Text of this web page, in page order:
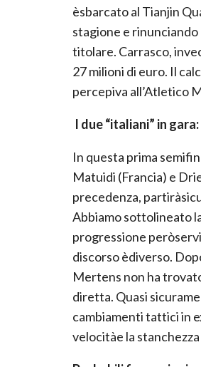
èsbarcato al Tianjin
stagione e
titolare. Carrasco,
27 milioni di euro. Il
percepiva all’Atletico
I due “italiani” in
In questa prima
Matuidi (Francia) e
precedenza,
Abbiamo sottolineato
progressione
discorso èdiverso.
Mertens non ha
diretta. Quasi
cambiamenti tattici in
velocitàe la